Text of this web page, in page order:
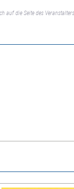
auf die Seite des